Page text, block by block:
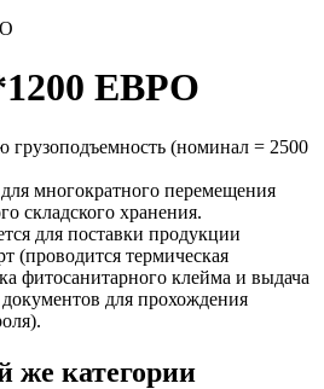
ЕВРО
(номинал = 2500
многократного перемещения
складского хранения.
для поставки продукции
(проводится термическая
фитосанитарного клейма и выдача
для прохождения
же категории